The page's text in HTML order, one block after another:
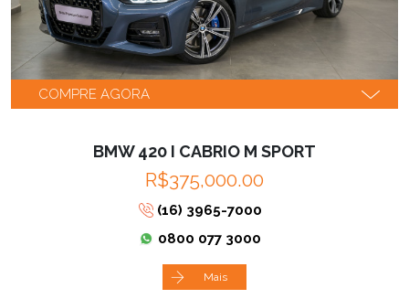
COMPRE AGORA
BMW 420 I CABRIO M SPORT
R$375,000.00
(16) 3965-7000
0800 077 3000
Mais